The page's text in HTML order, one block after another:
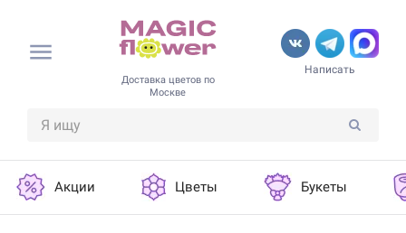
Доставка цветов по
Москве
Написать
Акции Цветы Букеты